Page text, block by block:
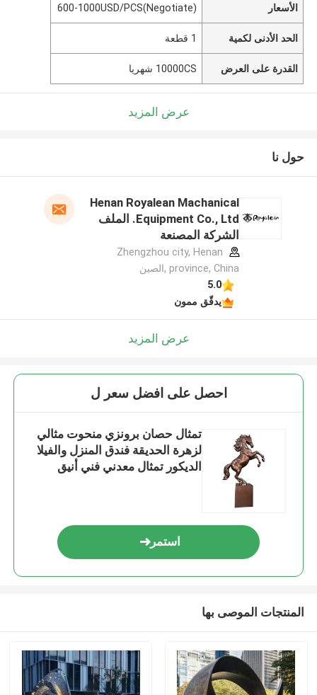
الأسعار 600-1000USD/PCS(Negotiate)
الحد الأدنى لكمية 1 قطعة
القدرة على العرض 10000CS شهريا
عرض المزيد
حول نا
Henan Royalean Machanical
Equipment Co., Ltd. الملف
الشركة المصنعة
Zhengzhou city, Henan
province, China ,الصين
5.0
يدقّق ممون
عرض المزيد
احصل على افضل سعر ل
تمثال حصان برونزي منحوت مثالي
لزهرة الحديقة فندق المنزل والفيلا
الديكور تمثال معدني فني أنيق
استمر
المنتجات الموصى بها